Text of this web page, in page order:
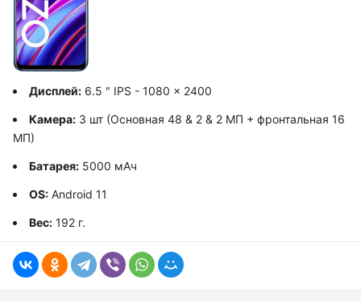
Дисплей: 6.5 " IPS - 1080 x 2400
Камера: 3 шт (Основная 48 & 2 & 2 МП + фронтальная 16
МП)
Батарея: 5000 мАч
OS: Android 11
Вес: 192 г.